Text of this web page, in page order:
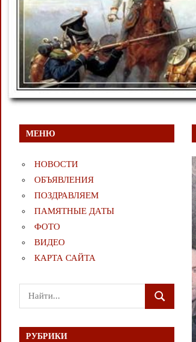
МЕНЮ
НОВОСТИ
ОБЪЯВЛЕНИЯ
ПОЗДРАВЛЯЕМ
ПАМЯТНЫЕ ДАТЫ
ФОТО
ВИДЕО
КАРТА САЙТА
Поиск
для:
ПОИСК
РУБРИКИ